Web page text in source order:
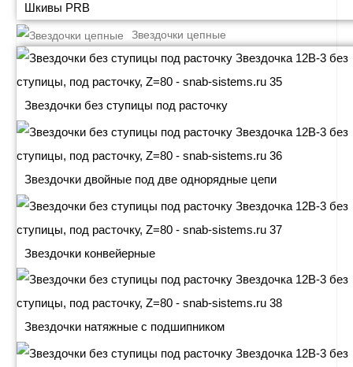
Шкивы PRB
Звездочки цепные
Звездочки без ступицы под расточку
Звездочки двойные под две однорядные цепи
Звездочки конвейерные
Звездочки натяжные с подшипником